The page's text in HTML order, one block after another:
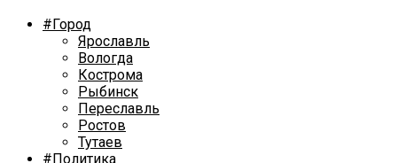
#Город
Ярославль
Вологда
Кострома
Рыбинск
Переславль
Ростов
Тутаев
#Политика